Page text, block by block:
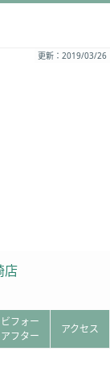
更新：2019/03/26
店
ビフォー
アフター
アクセス